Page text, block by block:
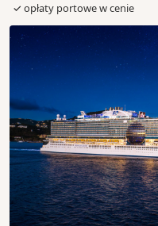
✓ opłaty portowe w cenie